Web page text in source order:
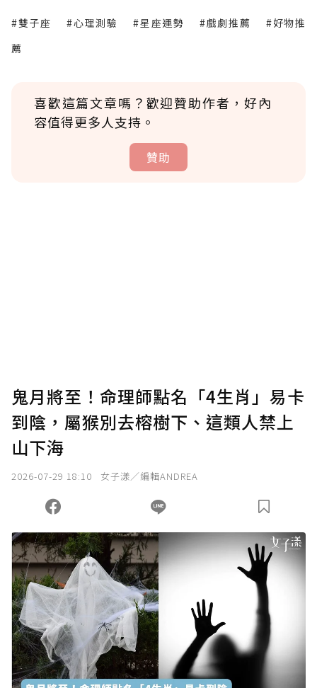
#雙子座 #心理測驗 #星座運勢 #戲劇推薦
#好物推
薦
喜歡這篇文章嗎？歡迎贊助作者，好內
容值得更多人支持。
贊助
確認送出
您當前剩餘 U 利點數：0點；前往 購買點數
鬼月將至！命理師點名「4生肖」易卡
到陰，屬猴別去榕樹下、這類人禁上
山下海
2026-07-29 18:10 女子漾／編輯ANDREA